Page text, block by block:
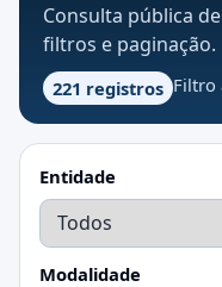
Consulta pública
filtros e paginação.
221 registros Filtro
Entidade
Modalidade